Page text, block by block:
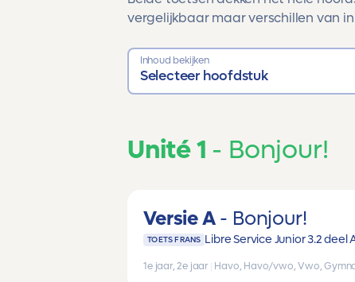
vergelijkbaar maar verschillen van
Inhoud bekijken
Selecteer hoofdstuk
Unité 1 Bonjour!
Versie A Bonjour!
TOETS FRANS Libre Service Junior 3.2 deel
1e jaar, 2e jaar Havo, Havo/vwo, Vwo,